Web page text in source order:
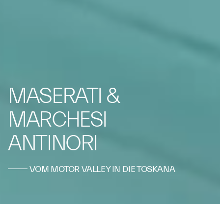
MASERATI &
MARCHESI
ANTINORI
VOM MOTOR VALLEY IN DIE TOSKANA